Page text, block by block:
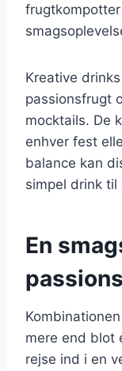
Kreative
passionsfrugt
mocktails. De
enhver fest
balance kan
simpel drink til
En
mere end blot
rejse ind i en